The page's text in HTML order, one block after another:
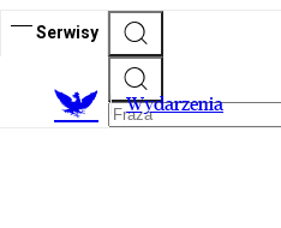
Serwisy
Wydarzenia